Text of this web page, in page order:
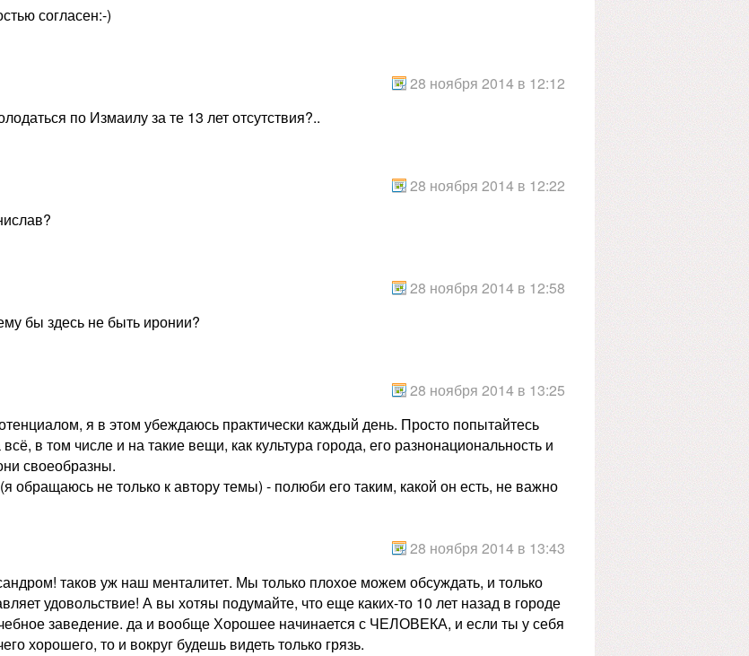
согласен:-)
28 ноября 2014 в 12:12
по Измаилу за те 13 лет отсутствия?..
28 ноября 2014 в 12:22
28 ноября 2014 в 12:58
бы здесь не быть иронии?
28 ноября 2014 в 13:25
я в этом убеждаюсь практически каждый день. Просто попытайтесь
в том числе и на такие вещи, как культура города, его разнонациональность и
своеобразны.
обращаюсь не только к автору темы) - полюби его таким, какой он есть, не важно
28 ноября 2014 в 13:43
таков уж наш менталитет. Мы только плохое можем обсуждать, и только
удовольствие! А вы хотяы подумайте, что еще каких-то 10 лет назад в городе
заведение. да и вообще Хорошее начинается с ЧЕЛОВЕКА, и если ты у себя
хорошего, то и вокруг будешь видеть только грязь.